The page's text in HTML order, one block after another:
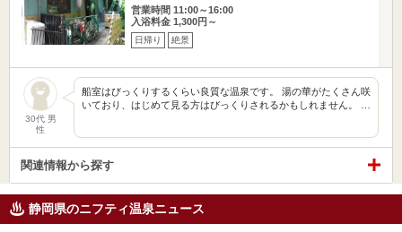
営業時間 11:00～16:00
入浴料金 1,300円～
日帰り 絶景
30代 男
性
船室はびっくりするくらい良質な温泉です。 湯の華がたくさん咲
いており、はじめて見る方はびっくりされるかもしれません。 …
関連情報から探す
静岡県のニフティ温泉ニュース